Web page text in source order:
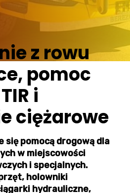
z rowu
pomoc
i
ciężarowe
się pomocą drogową dla
w miejscowości
i specjalnych.
holowniki
hydrauliczne,